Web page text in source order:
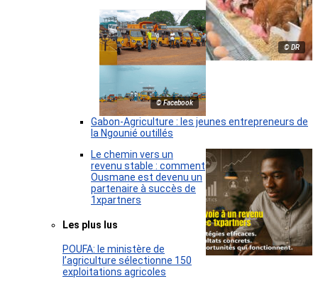
© DR
© Facebook
Gabon-Agriculture : les jeunes entrepreneurs de
la Ngounié outillés
Le chemin vers un
revenu stable : comment
Ousmane est devenu un
partenaire à succès de
1xpartners
Les plus lus
POUFA: le ministère de
l’agriculture sélectionne 150
exploitations agricoles